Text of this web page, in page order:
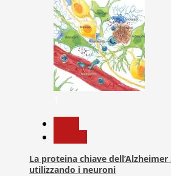
La proteina chiave
utilizzando i neuroni